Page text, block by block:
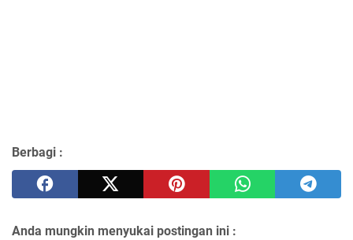
Berbagi :
Anda mungkin menyukai postingan ini :